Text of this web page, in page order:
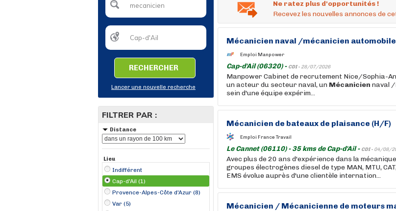
RECHERCHER
Lancer une nouvelle recherche
FILTRER PAR :
Distance
Lieu
Indifférent
Cap-d'Ail (1)
Provence-Alpes-Côte d'Azur (8)
Var (5)
Ne ratez plus d'opportunités !
Recevez les nouvelles annonces de
Mécanicien naval /mécanicien
Emploi Manpower
Cap-d'Ail (06320) - CDI - 28/07/2026
Manpower Cabinet de recrutement Nice/Sophia-
un acteur du secteur naval, un Mécanicien naval /
sein d'une équipe expérim...
Mécanicien de bateaux de plaisance (H/F)
Emploi France Travail
Le Cannet (06110) - 35 kms de Cap-d'Ail - CDI - 04/08/
Avec plus de 20 ans d'expérience dans la
groupes électrogènes diesel de type MAN, MTU,
EMS évolue auprès d'une clientèle internation...
Mécanicien / Mécanicienne de moteurs